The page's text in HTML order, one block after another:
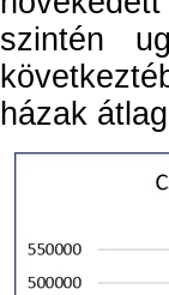
házak